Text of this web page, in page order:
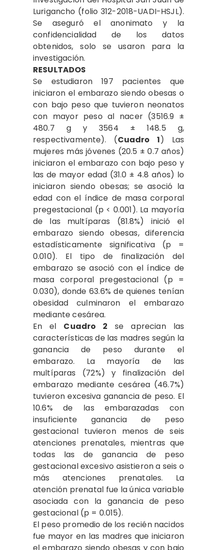
Lurigancho (folio 312-2018-UADI-HSJL).
Se aseguró el anonimato y la
confidencialidad de los datos
obtenidos, solo se usaron para la
investigación.
RESULTADOS
Se estudiaron 197 pacientes que
iniciaron el embarazo siendo obesas o
con bajo peso que tuvieron neonatos
con mayor peso al nacer (3516.9 ±
480.7 g y 3564 ± 148.5 g,
respectivamente). (Cuadro 1) Las
mujeres más jóvenes (20.5 ± 0.7 años)
iniciaron el embarazo con bajo peso y
las de mayor edad (31.0 ± 4.8 años) lo
iniciaron siendo obesas; se asoció la
edad con el índice de masa corporal
pregestacional (p < 0.001). La mayoría
de las multíparas (81.8%) inició el
embarazo siendo obesas, diferencia
estadísticamente significativa (p =
0.010). El tipo de finalización del
embarazo se asoció con el índice de
masa corporal pregestacional (p =
0.030), donde 63.6% de quienes tenían
obesidad culminaron el embarazo
mediante cesárea.
En el Cuadro 2 se aprecian las
características de las madres según la
ganancia de peso durante el
embarazo. La mayoría de las
multíparas (72%) y finalización del
embarazo mediante cesárea (46.7%)
tuvieron excesiva ganancia de peso. El
10.6% de las embarazadas con
insuficiente ganancia de peso
gestacional tuvieron menos de seis
atenciones prenatales, mientras que
todas las de ganancia de peso
gestacional excesivo asistieron a seis o
más atenciones prenatales. La
atención prenatal fue la única variable
asociada con la ganancia de peso
gestacional (p = 0.015).
El peso promedio de los recién nacidos
fue mayor en las madres que iniciaron